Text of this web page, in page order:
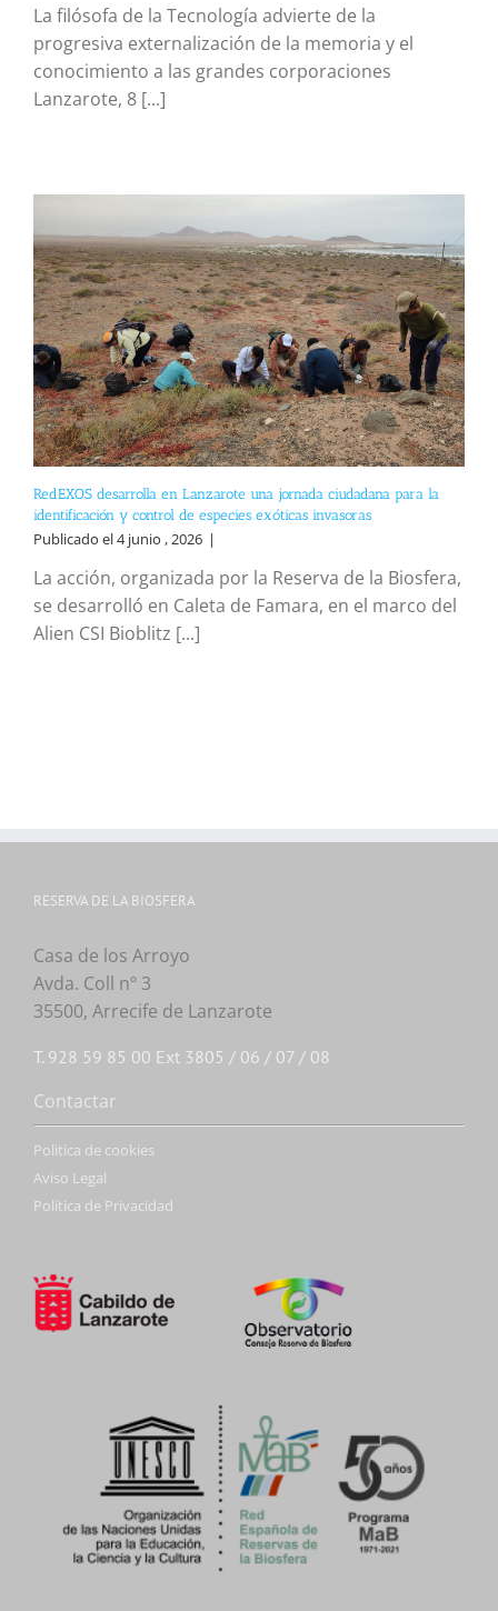
La filósofa de la Tecnología advierte de la
progresiva externalización de la memoria y el
conocimiento a las grandes corporaciones
Lanzarote, 8 [...]
RedEXOS desarrolla en Lanzarote una jornada ciudadana para la
identificación y control de especies exóticas invasoras
Publicado el 4 junio , 2026 |
La acción, organizada por la Reserva de la Biosfera,
se desarrolló en Caleta de Famara, en el marco del
Alien CSI Bioblitz [...]
RESERVA DE LA BIOSFERA
Casa de los Arroyo
Avda. Coll nº 3
35500, Arrecife de Lanzarote
T. 928 59 85 00 Ext 3805 / 06 / 07 / 08
Contactar
Politica de cookies
Aviso Legal
Política de Privacidad